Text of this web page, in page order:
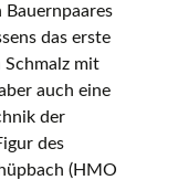
das erste
Schmalz mit
auch eine
der
des
(HMO